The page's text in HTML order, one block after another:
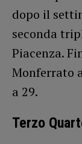
dopo il
seconda
Piacenza.
Monferrato
a 29.
Terzo